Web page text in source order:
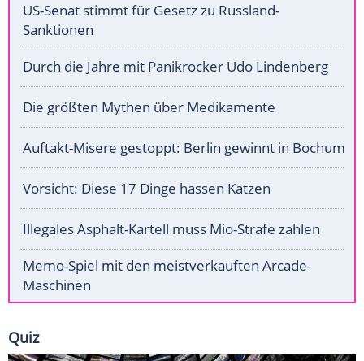
US-Senat stimmt für Gesetz zu Russland-
Sanktionen
Durch die Jahre mit Panikrocker Udo Lindenberg
Die größten Mythen über Medikamente
Auftakt-Misere gestoppt: Berlin gewinnt in Bochum
Vorsicht: Diese 17 Dinge hassen Katzen
Illegales Asphalt-Kartell muss Mio-Strafe zahlen
Memo-Spiel mit den meistverkauften Arcade-
Maschinen
Quiz